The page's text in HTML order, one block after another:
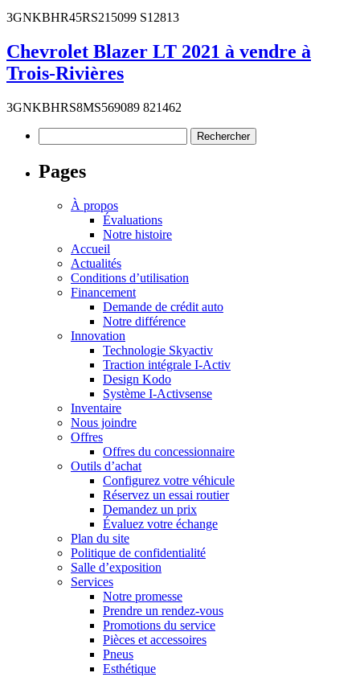
3GNKBHR45RS215099 S12813
Chevrolet Blazer LT 2021 à vendre à
Trois-Rivières
3GNKBHRS8MS569089 821462
Pages
À propos
Évaluations
Notre histoire
Accueil
Actualités
Conditions d’utilisation
Financement
Demande de crédit auto
Notre différence
Innovation
Technologie Skyactiv
Traction intégrale I-Activ
Design Kodo
Système I-Activsense
Inventaire
Nous joindre
Offres
Offres du concessionnaire
Outils d’achat
Configurez votre véhicule
Réservez un essai routier
Demandez un prix
Évaluez votre échange
Plan du site
Politique de confidentialité
Salle d’exposition
Services
Notre promesse
Prendre un rendez-vous
Promotions du service
Pièces et accessoires
Pneus
Esthétique